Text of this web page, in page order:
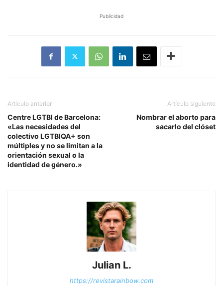
Publicidad
Artículo anterior
Centre LGTBI de Barcelona:
«Las necesidades del
colectivo LGTBIQA+ son
múltiples y no se limitan a la
orientación sexual o la
identidad de género.»
Artículo siguiente
Nombrar el aborto para
sacarlo del clóset
Julian L.
https://revistarainbow.com